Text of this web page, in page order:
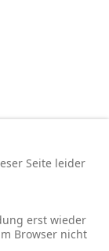
Seite leider
erst wieder
Browser nicht